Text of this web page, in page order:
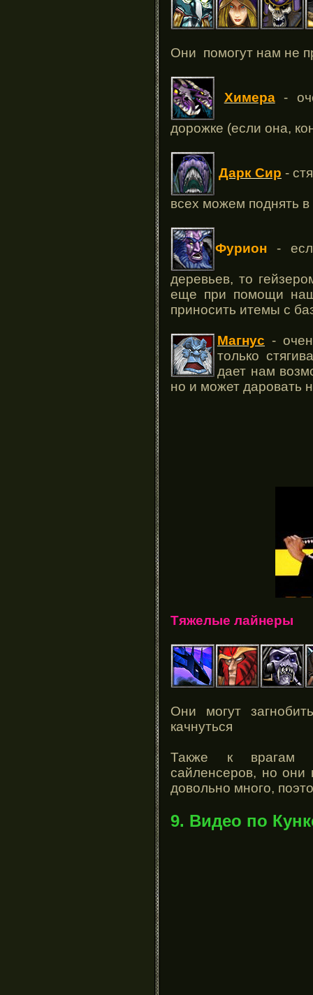
Они помогут нам не
Химера-
дорожке (если она,
Дарк Сир -
всех можем поднять
Фурион -
деревьев, то
еще при помощи
приносить итемы с
Магнус -
только
дает нам
но и может даровать
Тяжелые лайнеры
Они могут
качнуться
Также к врагам
сайленсеров, но они
довольно много,
9. Видео по